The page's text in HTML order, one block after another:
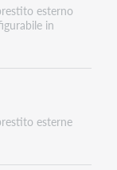
esterno
in
esterne